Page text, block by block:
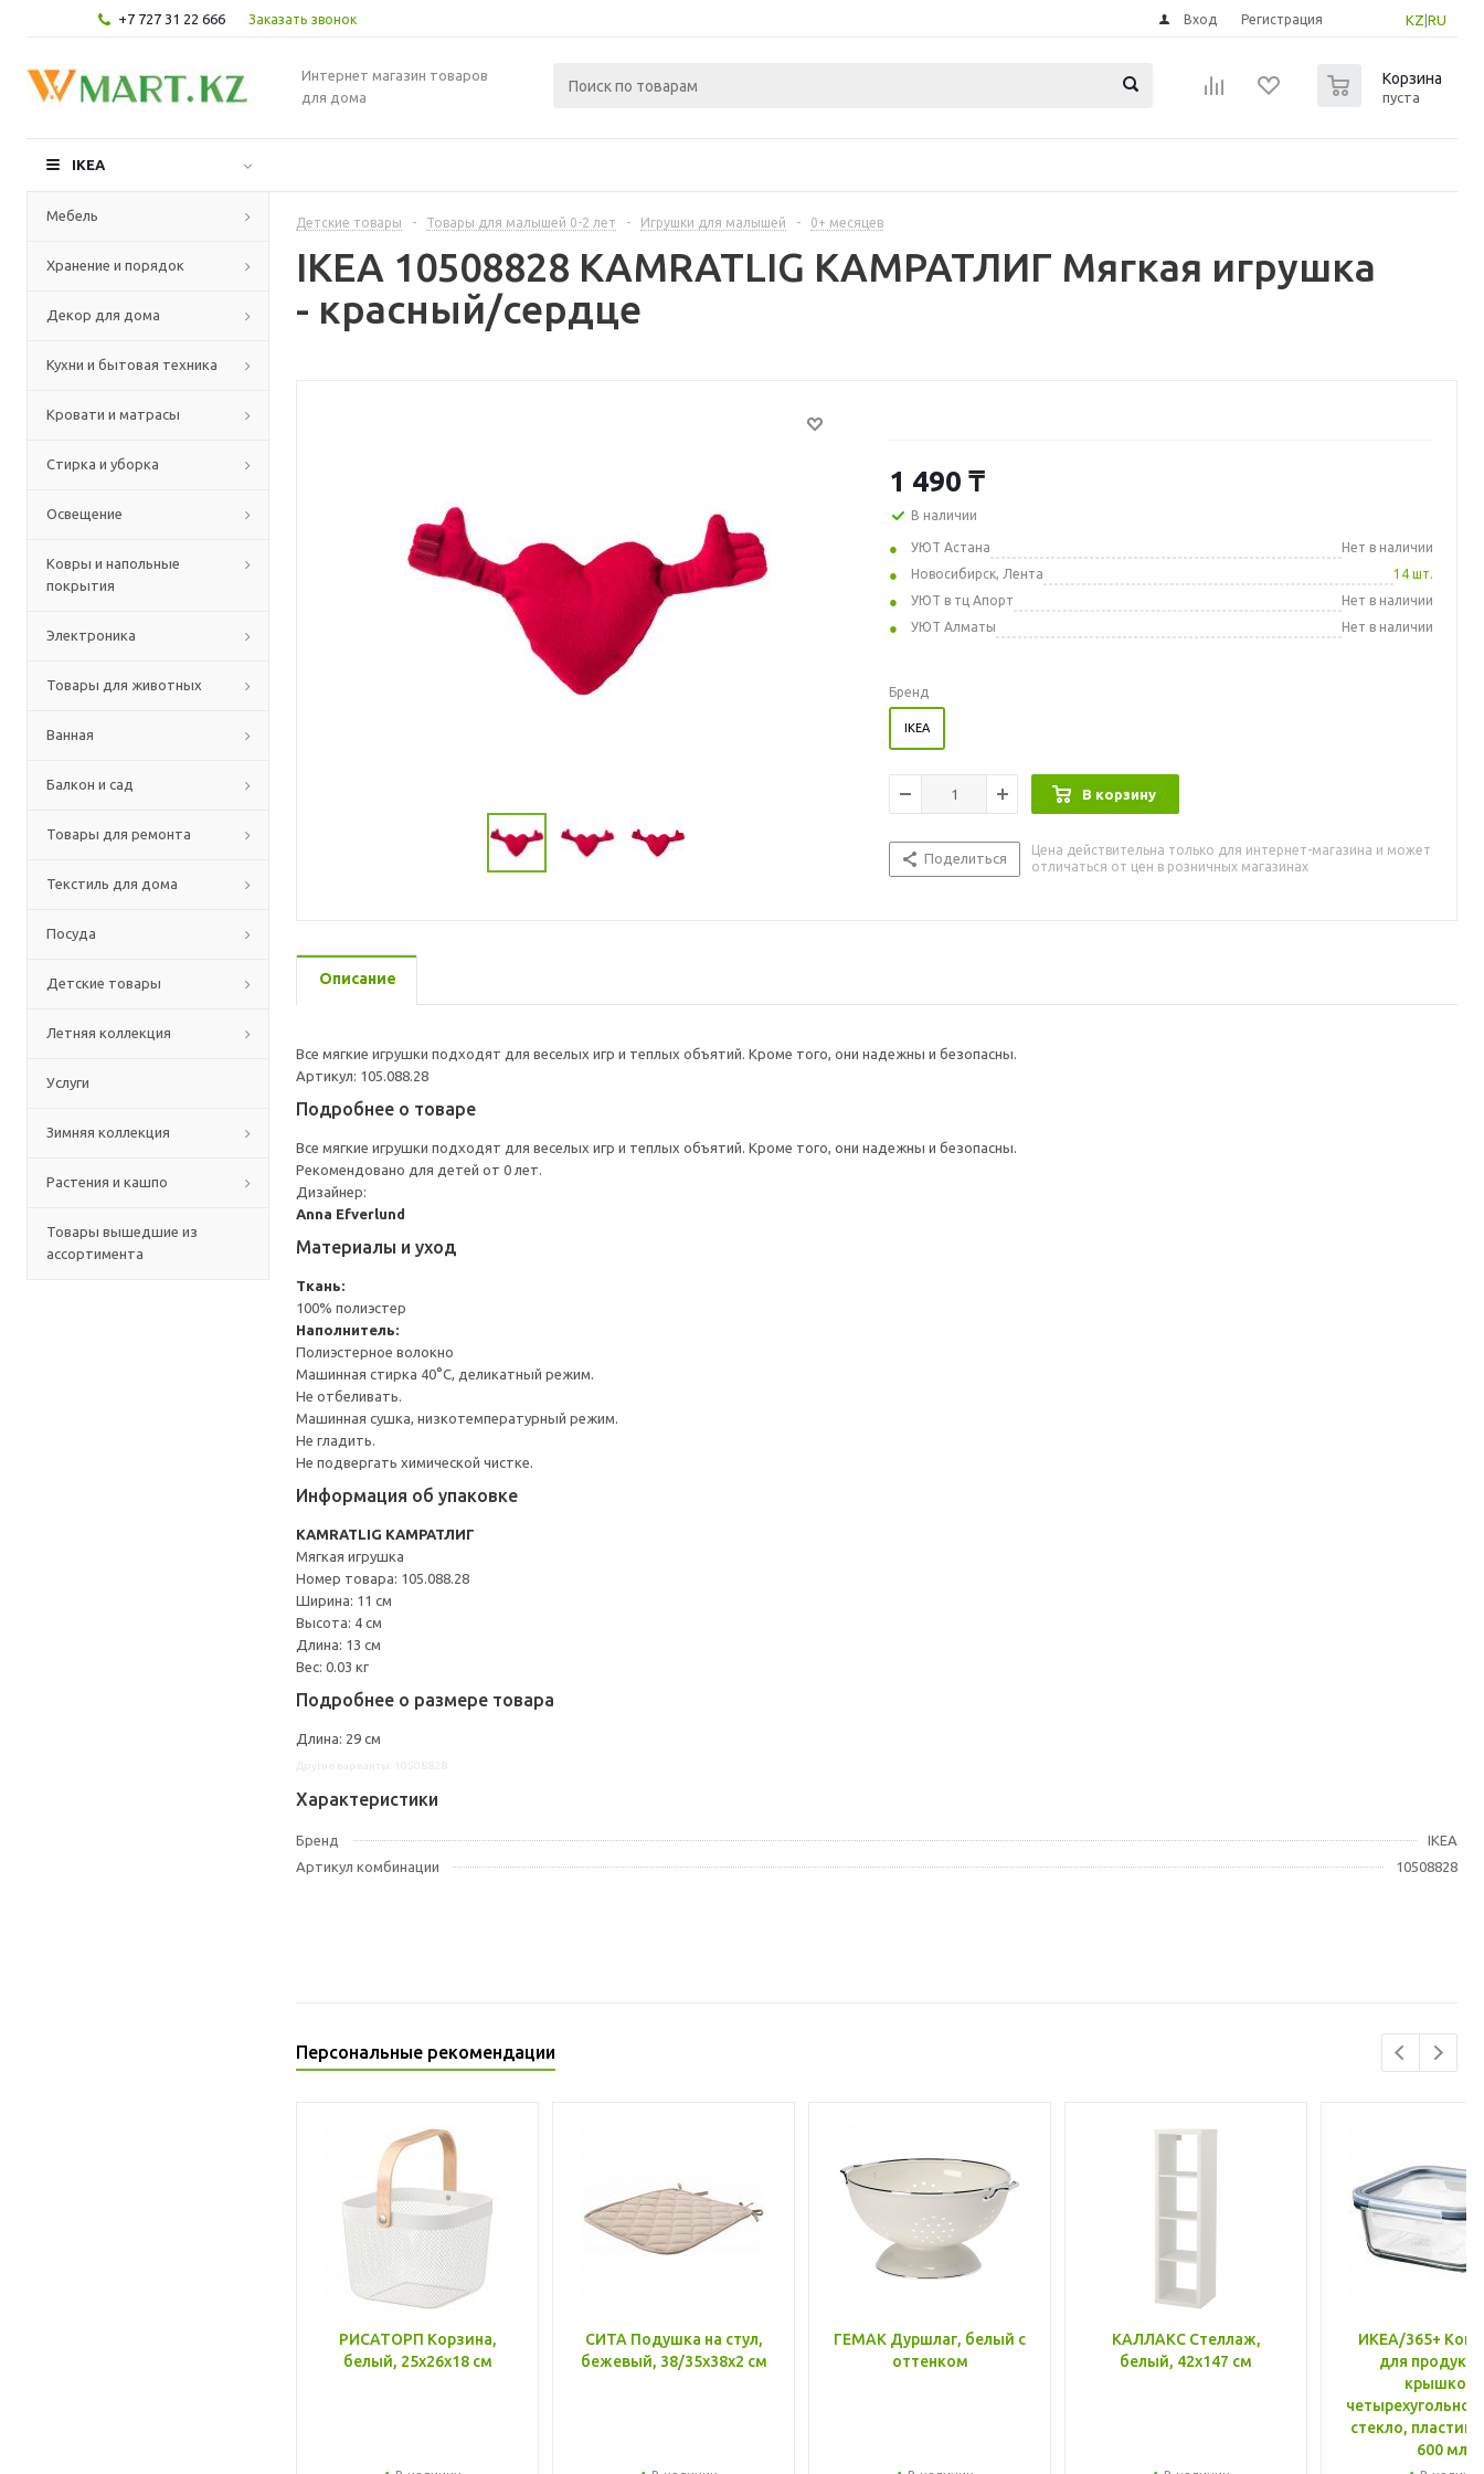
+7 727 31 22 666 Заказать звонок KZ RU
Вход Регистрация
Интернет магазин товаров
для дома
Корзина
пуста
IKEA
Мебель
Хранение и порядок
Декор для дома
Кухни и бытовая техника
Кровати и матрасы
Стирка и уборка
Освещение
Ковры и напольные
покрытия
Электроника
Товары для животных
Ванная
Балкон и сад
Товары для ремонта
Текстиль для дома
Посуда
Детские товары
Летняя коллекция
Услуги
Зимняя коллекция
Растения и кашпо
Товары вышедшие из
ассортимента
Детские товары - Товары для малышей 0-2 лет - Игрушки для малышей - 0+ месяцев
IKEA 10508828 KAMRATLIG КАМРАТЛИГ Мягкая игрушка
- красный/сердце
1 490 ₸
В наличии
УЮТ Астана
Нет в наличии
Новосибирск, Лента
14 шт.
УЮТ в тц Апорт
Нет в наличии
УЮТ Алматы
Нет в наличии
Бренд
IKEA
В корзину
Поделиться
Цена действительна только для интернет-магазина и может
отличаться от цен в розничных магазинах
Описание
Все мягкие игрушки подходят для веселых игр и теплых объятий. Кроме того, они надежны и безопасны.
Артикул: 105.088.28
Подробнее о товаре
Все мягкие игрушки подходят для веселых игр и теплых объятий. Кроме того, они надежны и безопасны.
Рекомендовано для детей от 0 лет.
Дизайнер:
Anna Efverlund
Материалы и уход
Ткань:
100% полиэстер
Наполнитель:
Полиэстерное волокно
Машинная стирка 40°С, деликатный режим.
Не отбеливать.
Машинная сушка, низкотемпературный режим.
Не гладить.
Не подвергать химической чистке.
Информация об упаковке
KAMRATLIG КАМРАТЛИГ
Мягкая игрушка
Номер товара: 105.088.28
Ширина: 11 см
Высота: 4 см
Длина: 13 см
Вес: 0.03 кг
Подробнее о размере товара
Длина: 29 см
Характеристики
Бренд
IKEA
Артикул комбинации
10508828
Персональные рекомендации
РИСАТОРП Корзина,
белый, 25x26x18 см
СИТА Подушка на стул,
бежевый, 38/35x38x2 см
ГЕМАК Дуршлаг, белый с
оттенком
КАЛЛАКС Стеллаж,
белый, 42x147 см
ИКЕА/365+
для
крышкой,
стекло, пластик
600 мл